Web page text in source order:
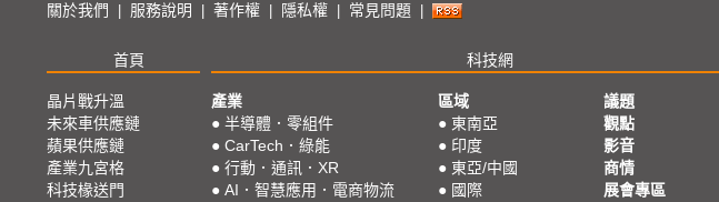
關於我們 服務說明 著作權 隱私權 常見問題
首頁 科技網
晶片戰升溫
未來車供應鏈
蘋果供應鏈
產業九宮格
科技椽送門
產業
● 半導體．零組件
● CarTech．綠能
● 行動．通訊．XR
● AI．智慧應用．電商物流
區域
● 東南亞
● 印度
● 東亞/中國
● 國際
議題
觀點
影音
商情
展會專區